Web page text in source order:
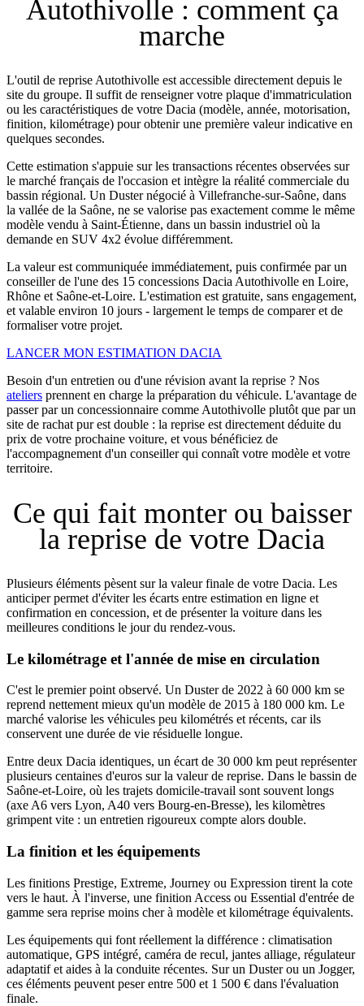
Autothivolle : comment ça
marche
L'outil de reprise Autothivolle est accessible directement depuis le
site du groupe. Il suffit de renseigner votre plaque d'immatriculation
ou les caractéristiques de votre Dacia (modèle, année, motorisation,
finition, kilométrage) pour obtenir une première valeur indicative en
quelques secondes.
Cette estimation s'appuie sur les transactions récentes observées sur
le marché français de l'occasion et intègre la réalité commerciale du
bassin régional. Un Duster négocié à Villefranche-sur-Saône, dans
la vallée de la Saône, ne se valorise pas exactement comme le même
modèle vendu à Saint-Étienne, dans un bassin industriel où la
demande en SUV 4x2 évolue différemment.
La valeur est communiquée immédiatement, puis confirmée par un
conseiller de l'une des 15 concessions Dacia Autothivolle en Loire,
Rhône et Saône-et-Loire. L'estimation est gratuite, sans engagement,
et valable environ 10 jours - largement le temps de comparer et de
formaliser votre projet.
LANCER MON ESTIMATION DACIA
Besoin d'un entretien ou d'une révision avant la reprise ? Nos
ateliers prennent en charge la préparation du véhicule. L'avantage de
passer par un concessionnaire comme Autothivolle plutôt que par un
site de rachat pur est double : la reprise est directement déduite du
prix de votre prochaine voiture, et vous bénéficiez de
l'accompagnement d'un conseiller qui connaît votre modèle et votre
territoire.
Ce qui fait monter ou baisser
la reprise de votre Dacia
Plusieurs éléments pèsent sur la valeur finale de votre Dacia. Les
anticiper permet d'éviter les écarts entre estimation en ligne et
confirmation en concession, et de présenter la voiture dans les
meilleures conditions le jour du rendez-vous.
Le kilométrage et l'année de mise en circulation
C'est le premier point observé. Un Duster de 2022 à 60 000 km se
reprend nettement mieux qu'un modèle de 2015 à 180 000 km. Le
marché valorise les véhicules peu kilométrés et récents, car ils
conservent une durée de vie résiduelle longue.
Entre deux Dacia identiques, un écart de 30 000 km peut représenter
plusieurs centaines d'euros sur la valeur de reprise. Dans le bassin de
Saône-et-Loire, où les trajets domicile-travail sont souvent longs
(axe A6 vers Lyon, A40 vers Bourg-en-Bresse), les kilomètres
grimpent vite : un entretien rigoureux compte alors double.
La finition et les équipements
Les finitions Prestige, Extreme, Journey ou Expression tirent la cote
vers le haut. À l'inverse, une finition Access ou Essential d'entrée de
gamme sera reprise moins cher à modèle et kilométrage équivalents.
Les équipements qui font réellement la différence : climatisation
automatique, GPS intégré, caméra de recul, jantes alliage, régulateur
adaptatif et aides à la conduite récentes. Sur un Duster ou un Jogger,
ces éléments peuvent peser entre 500 et 1 500 € dans l'évaluation
finale.